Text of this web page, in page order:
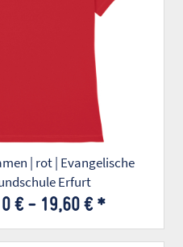
Erfurt
€ - 19,60 € *